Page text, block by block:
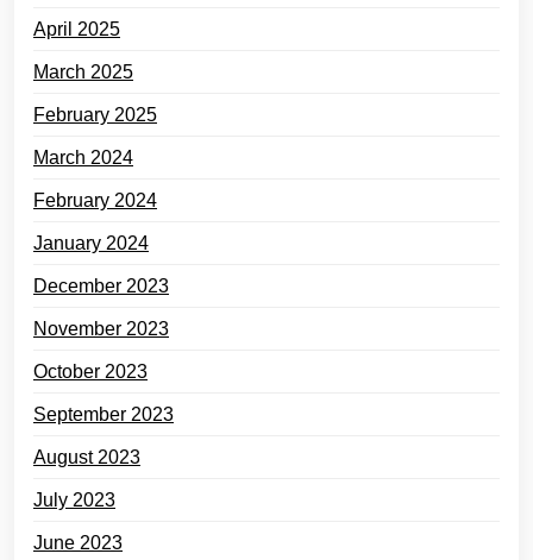
April 2025
March 2025
February 2025
March 2024
February 2024
January 2024
December 2023
November 2023
October 2023
September 2023
August 2023
July 2023
June 2023